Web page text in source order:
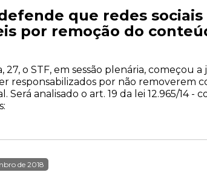
que redes sociais
por remoção do
27, o STF, em sessão plenária, começou
responsabilizados por não removerem
Será analisado o art. 19 da lei 12.965/14 -
de 2018